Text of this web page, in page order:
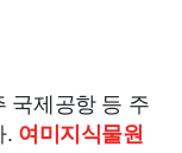
국제공항 등 주
. 여미지식물원